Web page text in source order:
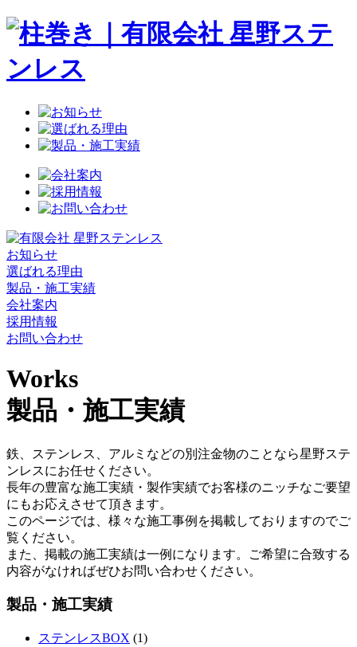
お知らせ
選ばれる理由
製品・施工実績
会社案内
採用情報
お問い合わせ
Works
製品・施工実績
鉄、ステンレス、アルミなどの別注金物のことなら星野ステ
ンレスにお任せください。
長年の豊富な施工実績・製作実績でお客様のニッチなご要望
にもお応えさせて頂きます。
このページでは、様々な施工事例を掲載しておりますのでご
覧ください。
また、掲載の施工実績は一例になります。ご希望に合致する
内容がなければぜひお問い合わせください。
製品・施工実績
ステンレスBOX (1)